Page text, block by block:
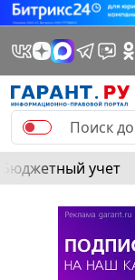
Бюджетный учет